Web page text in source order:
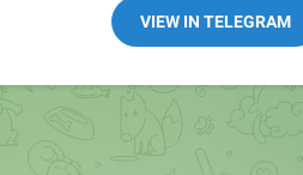
➖ in4.bz/
➖ https://t.me/in4bz
➖ https://t.me/
🔞 t.me/in4bo
VIEW IN TELEGRAM